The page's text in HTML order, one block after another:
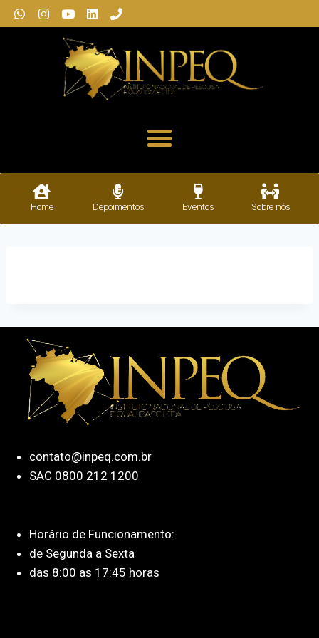
Home Depoimentos Eventos Sobre nós
contato@inpeq.com.br
SAC 0800 212 1200
Horário de Funcionamento:
de Segunda a Sexta
das 8:00 as 17:45 horas